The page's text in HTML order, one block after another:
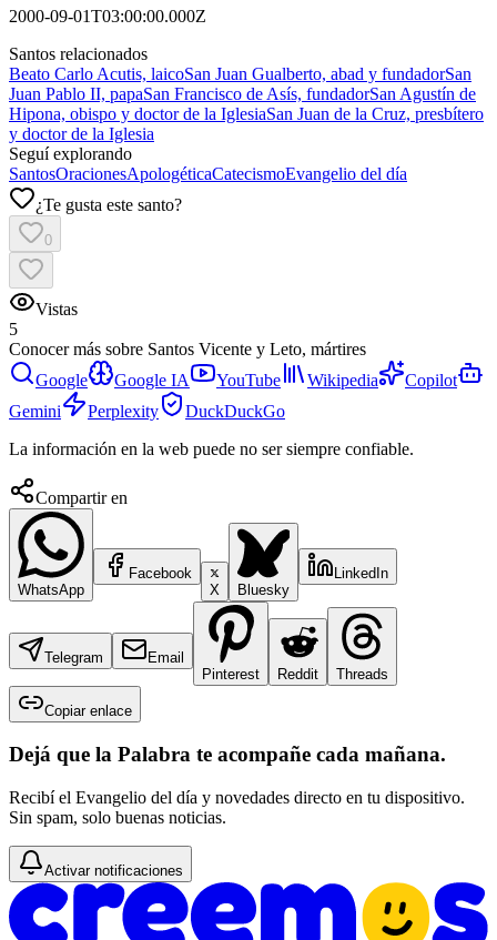
2000-09-01T03:00:00.000Z
Santos relacionados
Beato Carlo Acutis, laicoSan Juan Gualberto, abad y fundadorSan
Juan Pablo II, papaSan Francisco de Asís, fundadorSan Agustín de
Hipona, obispo y doctor de la IglesiaSan Juan de la Cruz, presbítero
y doctor de la Iglesia
Seguí explorando
SantosOracionesApologéticaCatecismoEvangelio del día
¿Te gusta este santo?
0
Vistas
5
Conocer más sobre Santos Vicente y Leto, mártires
Google
Google IA YouTube Wikipedia
Copilot
Gemini
Perplexity
DuckDuckGo
La información en la web puede no ser siempre confiable.
Compartir en
WhatsApp
Facebook
X
Bluesky
LinkedIn
Telegram
Email
Pinterest
Reddit Threads
Copiar enlace
Dejá que la Palabra te acompañe cada mañana.
Recibí el Evangelio del día y novedades directo en tu dispositivo.
Sin spam, solo buenas noticias.
Activar notificaciones